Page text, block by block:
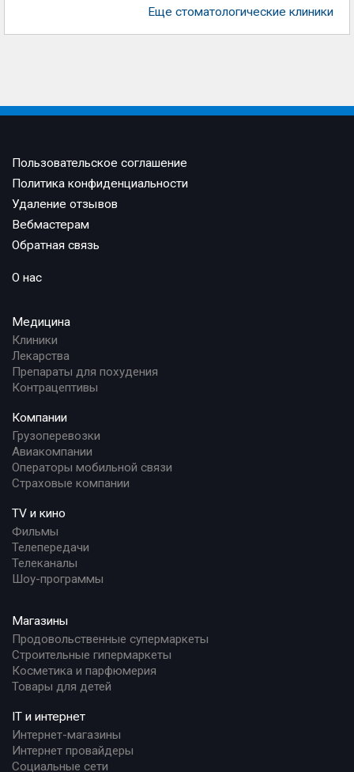
Еще стоматологические клиники
Пользовательское соглашение
Политика конфиденциальности
Удаление отзывов
Вебмастерам
Обратная связь
О нас
Медицина
Клиники
Лекарства
Препараты для похудения
Контрацептивы
Компании
Грузоперевозки
Авиакомпании
Операторы мобильной связи
Страховые компании
TV и кино
Фильмы
Телепередачи
Телеканалы
Шоу-программы
Магазины
Продовольственные супермаркеты
Строительные гипермаркеты
Косметика и парфюмерия
Товары для детей
IT и интернет
Интернет-магазины
Интернет провайдеры
Социальные сети